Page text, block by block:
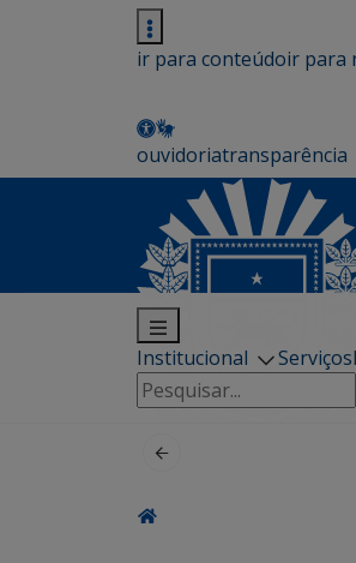
ir para conteúdoir para
ouvidoriatransparência
Institucional Serviços
Pesquisar
por: